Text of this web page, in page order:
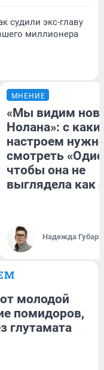
судили экс-главу
миллионера
МНЕНИЕ
«Мы видим
Нолана»: с
настроем
смотреть
чтобы она не
выглядела как
Надежда Губарь
молодой
помидоров,
глутамата